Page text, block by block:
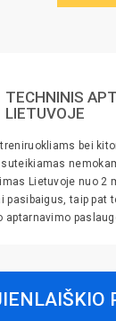
TECHNINIS
LIETUVOJE
bei
suteikiamas
Lietuvoje nuo 2
pasibaigus, taip pat
aptarnavimo